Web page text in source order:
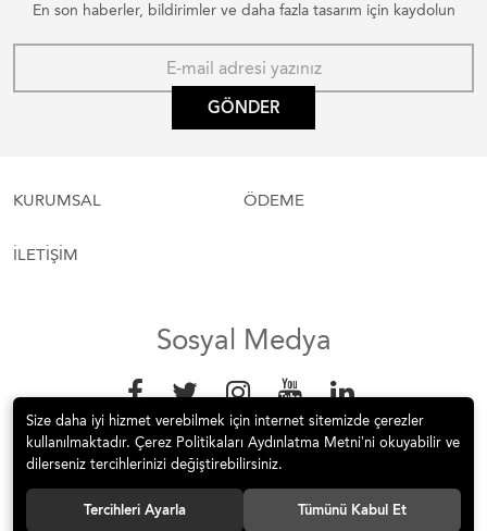
En son haberler, bildirimler ve daha fazla tasarım için kaydolun
GÖNDER
KURUMSAL ÖDEME
İLETİŞİM
Sosyal Medya
© 2019 pasificspor Tüm hakları saklıdır.
Size daha iyi hizmet verebilmek için internet sitemizde çerezler
kullanılmaktadır. Çerez Politikaları Aydınlatma Metni’ni okuyabilir ve
dilerseniz tercihlerinizi değiştirebilirsiniz.
Tercihleri Ayarla Tümünü Kabul Et